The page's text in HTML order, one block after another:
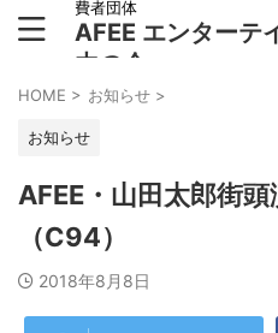
費者団体
AFEE エンターテ
由の会
HOME > お知らせ >
お知らせ
AFEE・山田太郎街
（C94）
2018年8月8日